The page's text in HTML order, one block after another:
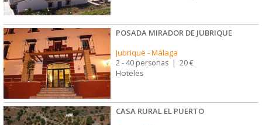
POSADA MIRADOR DE JUBRIQUE
Jubrique -Málaga
2 - 40 personas | 20 €
Hoteles
CASA RURAL EL PUERTO